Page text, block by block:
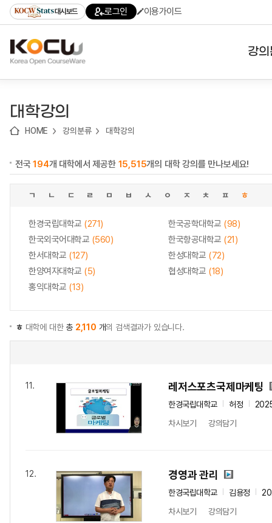
기
기
기
content)
가
대시보드 로그인 이용가이드
강
대학강의
HOME 강의분류 대학강의
전국194개 대학에서 제공한 15,515개의 대학 강의를 만나보세요!
ㄱ ㄴ ㄷ ㄹ ㅁ ㅂ ㅅ ㅇ ㅈ ㅊ ㅍ ㅎ
한경국립대학교 (271) 한국공학대학교 (98)
한국외국어대학교 (560) 한국항공대학교 (21)
한서대학교 (127) 한성대학교 (72)
한양여자대학교 (5) 협성대학교 (18)
홍익대학교 (13)
ㅎ 대학에 대한총 2,110 개의 검색결과가 있습니다.
11. 레저스포츠국제마케팅
한경국립대학교 허정
차시보기
강의담기
12. 경영과 관리
한경국립대학교 김용정
차시보기
강의담기